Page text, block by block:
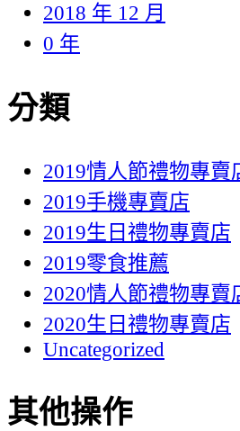
2018 年 12 月
0 年
分類
2019情人節禮物專賣
2019手機專賣店
2019生日禮物專賣店
2019零食推薦
2020情人節禮物專賣
2020生日禮物專賣店
Uncategorized
其他操作